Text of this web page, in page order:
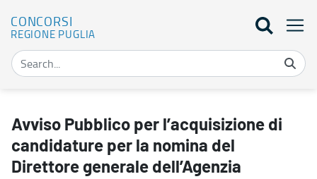
CONCORSI
REGIONE PUGLIA
Avviso Pubblico per l’acquisizione di
candidature per la nomina del
Direttore generale dell’Agenzia